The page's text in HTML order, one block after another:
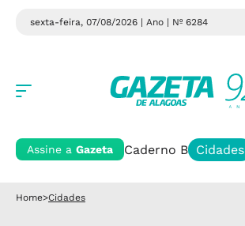
sexta-feira, 07/08/2026 | Ano | Nº 6284
Assine a Gazeta Caderno B Cidades
Home>Cidades